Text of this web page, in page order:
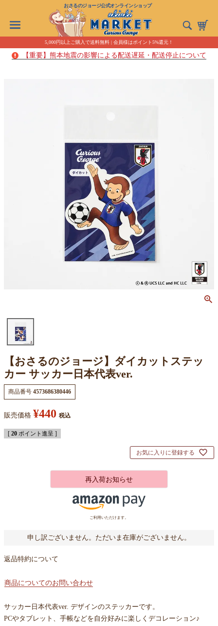
おさるのジョージ公式オンラインショップ
5,000円以上ご購入で送料無料 | 会員様はポイント5%還元！
【重要】熊本地震の影響による配送遅延・配送停止について
【おさるのジョージ】ダイカットステッ
カー サッカー日本代表ver.
商品番号 4573686380446
販売価格 ¥440 税込
[ 20 ポイント進呈 ]
お気に入りに登録する
再入荷お知らせ
ご利用いただけます。
申し訳ございません。ただいま在庫がございません。
返品特約について
商品についてのお問い合わせ
サッカー日本代表ver. デザインのステッカーです。
PCやタブレット、手帳などを自分好みに楽しくデコレーション♪